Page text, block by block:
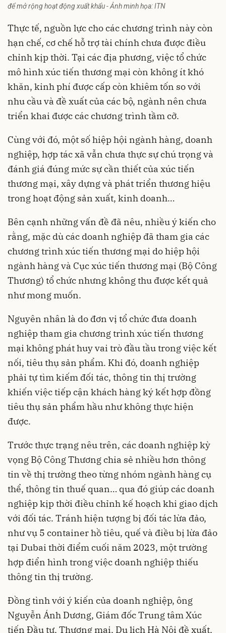
để mở rộng hoạt động xuất khẩu - Ảnh minh họa: ITN
Thực tế, nguồn lực cho các chương trình này còn
hạn chế, cơ chế hỗ trợ tài chính chưa được điều
chỉnh kịp thời. Tại các địa phương, việc tổ chức
mô hình xúc tiến thương mại còn không ít khó
khăn, kinh phí được cấp còn khiêm tốn so với
nhu cầu và đề xuất của các bộ, ngành nên chưa
triển khai được các chương trình tầm cỡ.
Cùng với đó, một số hiệp hội ngành hàng, doanh
nghiệp, hợp tác xã vẫn chưa thực sự chú trọng và
đánh giá đúng mức sự cần thiết của xúc tiến
thương mại, xây dựng và phát triển thương hiệu
trong hoạt động sản xuất, kinh doanh…
Bên cạnh những vấn đề đã nêu, nhiều ý kiến cho
rằng, mặc dù các doanh nghiệp đã tham gia các
chương trình xúc tiến thương mại do hiệp hội
ngành hàng và Cục xúc tiến thương mại (Bộ Công
Thương) tổ chức nhưng không thu được kết quả
như mong muốn.
Nguyên nhân là do đơn vị tổ chức đưa doanh
nghiệp tham gia chương trình xúc tiến thương
mại không phát huy vai trò đầu tầu trong việc kết
nối, tiêu thụ sản phẩm. Khi đó, doanh nghiệp
phải tự tìm kiếm đối tác, thông tin thị trường
khiến việc tiếp cận khách hàng ký kết hợp đồng
tiêu thụ sản phẩm hầu như không thực hiện
được.
Trước thực trạng nêu trên, các doanh nghiệp kỳ
vọng Bộ Công Thương chia sẻ nhiều hơn thông
tin về thị trường theo từng nhóm ngành hàng cụ
thể, thông tin thuế quan… qua đó giúp các doanh
nghiệp kịp thời điều chỉnh kế hoạch khi giao dịch
với đối tác. Tránh hiện tượng bị đối tác lừa đảo,
như vụ 5 container hồ tiêu, quế và điều bị lừa đảo
tại Dubai thời điểm cuối năm 2023, một trường
hợp điển hình trong việc doanh nghiệp thiếu
thông tin thị trường.
Đồng tình với ý kiến của doanh nghiệp, ông
Nguyễn Ánh Dương, Giám đốc Trung tâm Xúc
tiến Đầu tư, Thương mại, Du lịch Hà Nội đề xuất,